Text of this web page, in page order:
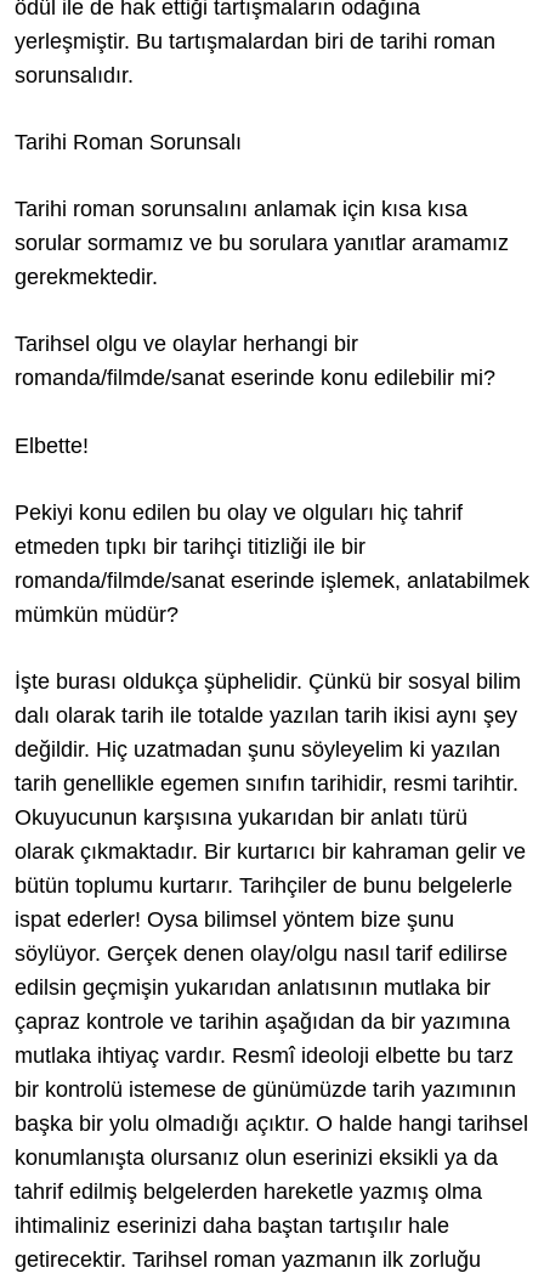
ödül ile de hak ettiği tartışmaların odağına
yerleşmiştir. Bu tartışmalardan biri de tarihi roman
sorunsalıdır.
Tarihi Roman Sorunsalı
Tarihi roman sorunsalını anlamak için kısa kısa
sorular sormamız ve bu sorulara yanıtlar aramamız
gerekmektedir.
Tarihsel olgu ve olaylar herhangi bir
romanda/filmde/sanat eserinde konu edilebilir mi?
Elbette!
Pekiyi konu edilen bu olay ve olguları hiç tahrif
etmeden tıpkı bir tarihçi titizliği ile bir
romanda/filmde/sanat eserinde işlemek, anlatabilmek
mümkün müdür?
İşte burası oldukça şüphelidir. Çünkü bir sosyal bilim
dalı olarak tarih ile totalde yazılan tarih ikisi aynı şey
değildir. Hiç uzatmadan şunu söyleyelim ki yazılan
tarih genellikle egemen sınıfın tarihidir, resmi tarihtir.
Okuyucunun karşısına yukarıdan bir anlatı türü
olarak çıkmaktadır. Bir kurtarıcı bir kahraman gelir ve
bütün toplumu kurtarır. Tarihçiler de bunu belgelerle
ispat ederler! Oysa bilimsel yöntem bize şunu
söylüyor. Gerçek denen olay/olgu nasıl tarif edilirse
edilsin geçmişin yukarıdan anlatısının mutlaka bir
çapraz kontrole ve tarihin aşağıdan da bir yazımına
mutlaka ihtiyaç vardır. Resmî ideoloji elbette bu tarz
bir kontrolü istemese de günümüzde tarih yazımının
başka bir yolu olmadığı açıktır. O halde hangi tarihsel
konumlanışta olursanız olun eserinizi eksikli ya da
tahrif edilmiş belgelerden hareketle yazmış olma
ihtimaliniz eserinizi daha baştan tartışılır hale
getirecektir. Tarihsel roman yazmanın ilk zorluğu